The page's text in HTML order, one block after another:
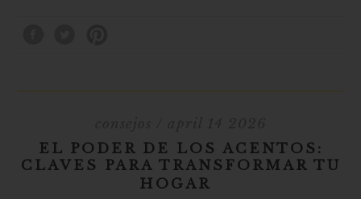
EL PODER DE LOS ACENTOS:
CLAVES PARA TRANSFORMAR TU
HOGAR